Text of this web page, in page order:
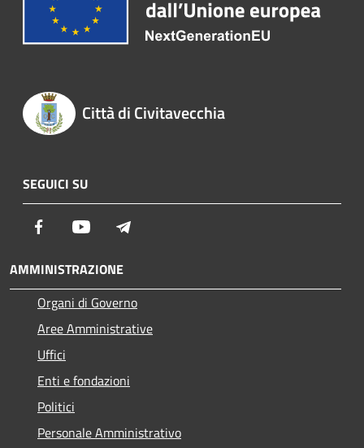
Città di Civitavecchia
SEGUICI SU
Facebook Youtube
AMMINISTRAZIONE
Organi di Governo
Aree Amministrative
Uffici
Enti e fondazioni
Politici
Personale Amministrativo